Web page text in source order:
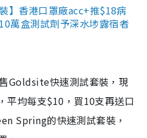
】香港口罩廠acc+推$18病
萬盒測試劑予深水埗露宿者
Goldsite快速測試套裝，現
平均每支$10，買10支再送口
Spring的快速測試套裝，